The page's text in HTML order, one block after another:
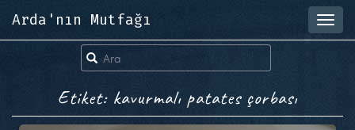
Arda'nın Mutfağı
Etiket: kavurmalı patates çorbası